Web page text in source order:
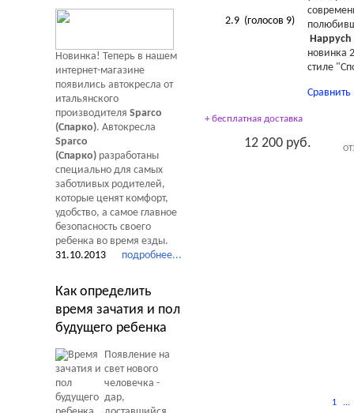
2.9 (голосов 9)
Happych
новинка
стиле
Сравнить
+ бесплатная доставка
12 200 руб.
1 ...
Новинка! Теперь в нашем
интернет-магазине
появились автокресла от
итальянского
производителя Sparco
(Спарко). Автокресла
Sparco
(Спарко) разработаны
специально для самых
заботливых родителей,
которые ценят комфорт,
удобство, а самое главное
безопасность своего
ребенка во время езды.
подробнее...
31.10.2013
Как определить
время зачатия и пол
будущего ребенка
Появление на
свет нового
человечка -
дар,